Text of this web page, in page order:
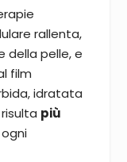
rallenta,
della pelle, e
film
idratata
più